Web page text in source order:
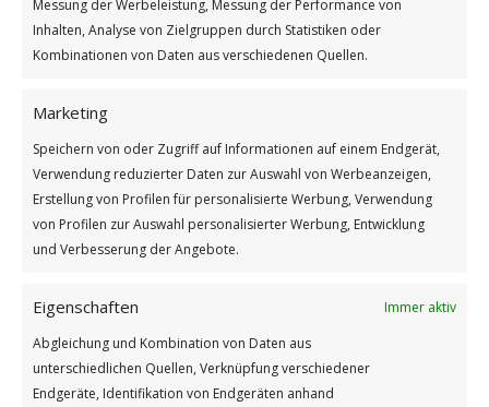
Messung der Werbeleistung, Messung der Performance von
Inhalten, Analyse von Zielgruppen durch Statistiken oder
Kombinationen von Daten aus verschiedenen Quellen.
Marketing
Speichern von oder Zugriff auf Informationen auf einem Endgerät,
Verwendung reduzierter Daten zur Auswahl von Werbeanzeigen,
Erstellung von Profilen für personalisierte Werbung, Verwendung
von Profilen zur Auswahl personalisierter Werbung, Entwicklung
und Verbesserung der Angebote.
Eigenschaften
Immer aktiv
Abgleichung und Kombination von Daten aus
unterschiedlichen Quellen, Verknüpfung verschiedener
Endgeräte, Identifikation von Endgeräten anhand
Steam Punk Gnome 19